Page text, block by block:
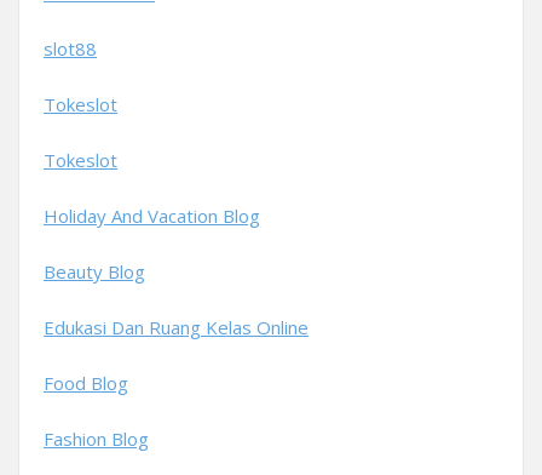
slot88
Tokeslot
Tokeslot
Holiday And Vacation Blog
Beauty Blog
Edukasi Dan Ruang Kelas Online
Food Blog
Fashion Blog